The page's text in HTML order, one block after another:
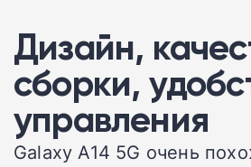
Дизайн,
сборки,
управления
Galaxy A14 5G очень